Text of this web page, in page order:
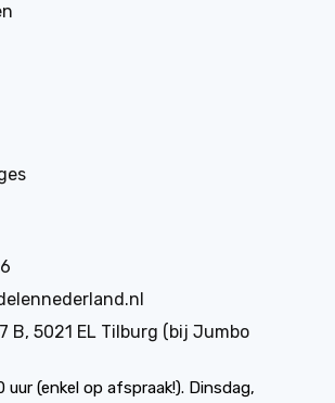
B, 5021 EL Tilburg (bij Jumbo
uur (enkel op afspraak!). Dinsdag,